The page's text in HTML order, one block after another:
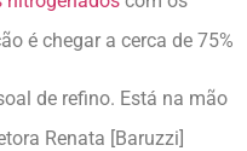
é chegar a cerca de 75%
de refino. Está na mão
Renata [Baruzzi]